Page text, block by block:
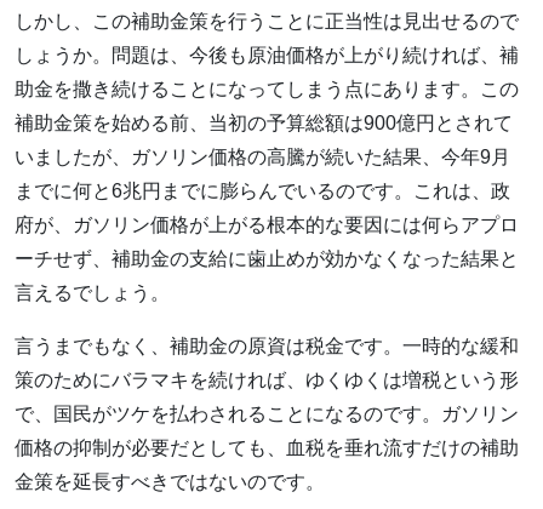
しかし、この補助金策を行うことに正当性は見出せるので
しょうか。問題は、今後も原油価格が上がり続ければ、補
助金を撒き続けることになってしまう点にあります。この
補助金策を始める前、当初の予算総額は900億円とされて
いましたが、ガソリン価格の高騰が続いた結果、今年9月
までに何と6兆円までに膨らんでいるのです。これは、政
府が、ガソリン価格が上がる根本的な要因には何らアプロ
ーチせず、補助金の支給に歯止めが効かなくなった結果と
言えるでしょう。
言うまでもなく、補助金の原資は税金です。一時的な緩和
策のためにバラマキを続ければ、ゆくゆくは増税という形
で、国民がツケを払わされることになるのです。ガソリン
価格の抑制が必要だとしても、血税を垂れ流すだけの補助
金策を延長すべきではないのです。